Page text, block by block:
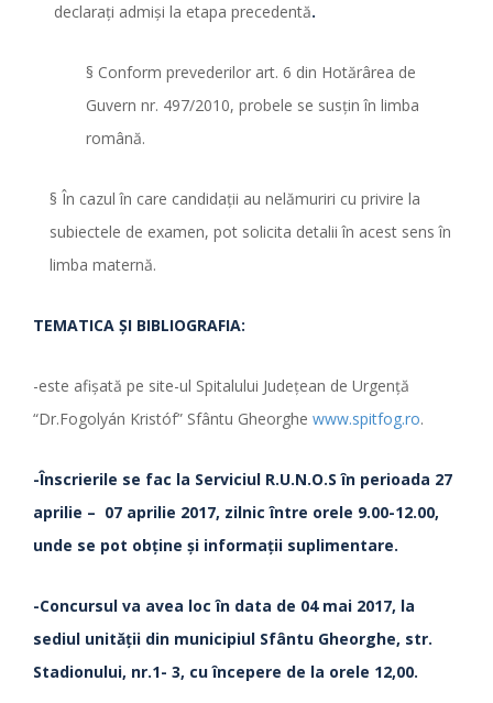
declaraţi admişi la etapa precedentă.
§ Conform prevederilor art. 6 din Hotărârea de
Guvern nr. 497/2010, probele se susţin în limba
română.
§ În cazul în care candidaţii au nelămuriri cu privire la
subiectele de examen, pot solicita detalii în acest sens în
limba maternă.
TEMATICA ŞI BIBLIOGRAFIA:
-este afişată pe site-ul Spitalului Judeţean de Urgenţă
“Dr.Fogolyán Kristóf” Sfântu Gheorghe www.spitfog.ro.
-Înscrierile se fac la Serviciul R.U.N.O.S în perioada 27
aprilie – 07 aprilie 2017, zilnic între orele 9.00-12.00,
unde se pot obţine şi informaţii suplimentare.
-Concursul va avea loc în data de 04 mai 2017, la
sediul unităţii din municipiul Sfântu Gheorghe, str.
Stadionului, nr.1- 3, cu începere de la orele 12,00.